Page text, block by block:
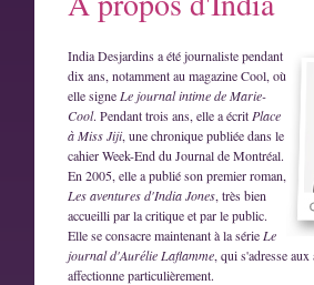
India Desjardins a été journaliste pendant
dix ans, notamment au magazine Cool, où
elle signe Le journal intime de Marie-
Cool. Pendant trois ans, elle a écrit Place
à Miss Jiji, une chronique publiée dans le
cahier Week-End du Journal de Montréal.
En 2005, elle a publié son premier roman,
Les aventures d'India Jones, très bien
accueilli par la critique et par le public.
Elle se consacre maintenant à la série Le
journal d'Aurélie Laflamme, qui s'adresse
affectionne particulièrement.